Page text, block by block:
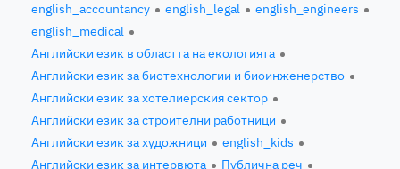
english_accountancy
english_legal
english_engineers
english_medical
Английски език в областта на екологията
Английски език за биотехнологии и биоинженерство
Английски език за хотелиерския сектор
Английски език за строителни работници
Английски език за художници
english_kids
Английски език за интервюта
Публична реч